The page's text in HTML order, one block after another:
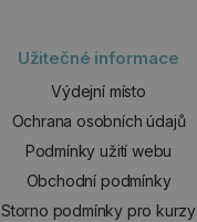
Užitečné informace
Výdejní místo
Ochrana osobních údajů
Podmínky užití webu
Obchodní podmínky
Storno podmínky pro kurzy